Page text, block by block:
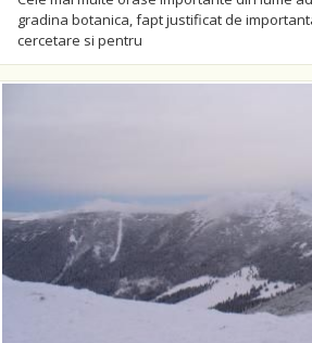
gradina botanica, fapt justificat de
cercetare si pentru